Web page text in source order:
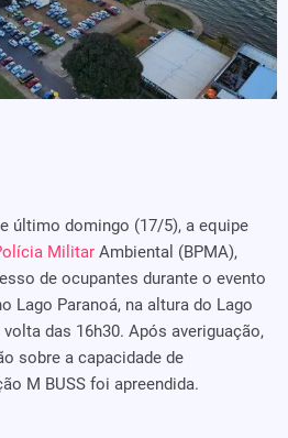
último domingo (17/5), a equipe
Militar Ambiental (BPMA),
de ocupantes durante o evento
Lago Paranoá, na altura do Lago
das 16h30. Após averiguação,
sobre a capacidade de
M BUSS foi apreendida.